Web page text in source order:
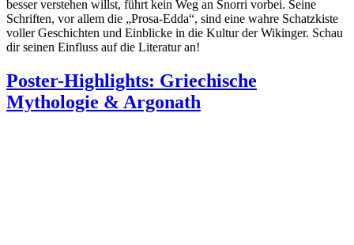
besser verstehen willst, führt kein Weg an Snorri vorbei. Seine
Schriften, vor allem die „Prosa-Edda“, sind eine wahre Schatzkiste
voller Geschichten und Einblicke in die Kultur der Wikinger. Schau
dir seinen Einfluss auf die Literatur an!
Poster-Highlights: Griechische
Mythologie & Argonath